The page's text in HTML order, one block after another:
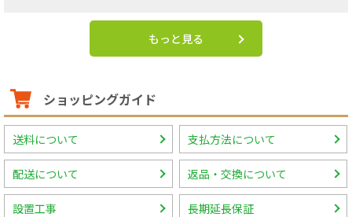
もっと見る
ショッピングガイド
送料について 支払方法について
配送について 返品・交換について
設置工事 長期延長保証